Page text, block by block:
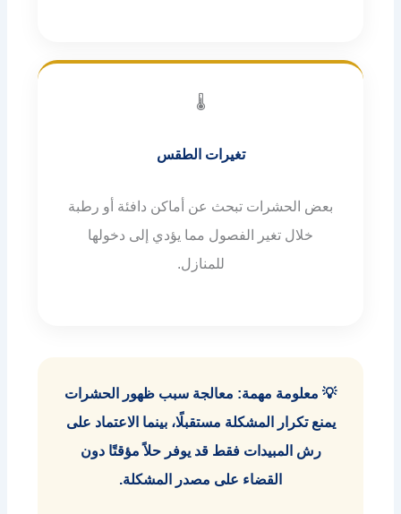
تغيرات الطقس
بعض الحشرات تبحث عن أماكن دافئة أو رطبة
خلال تغير الفصول مما يؤدي إلى دخولها
للمنازل.
💡 معلومة مهمة: معالجة سبب ظهور الحشرات
يمنع تكرار المشكلة مستقبلًا، بينما الاعتماد على
رش المبيدات فقط قد يوفر حلاً مؤقتًا دون
القضاء على مصدر المشكلة.